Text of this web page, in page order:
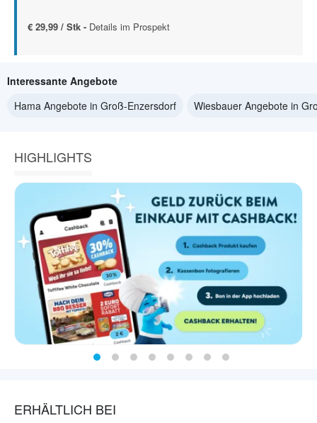
€ 29,99 / Stk - Details im Prospekt
Interessante Angebote
Hama Angebote in Groß-Enzersdorf
Wiesbauer Angebote in
HIGHLIGHTS
ERHÄLTLICH BEI